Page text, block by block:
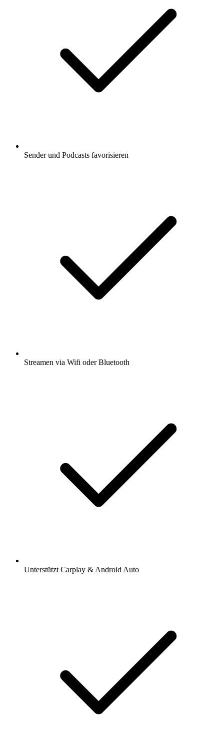
Sender und Podcasts favorisieren
Streamen via Wifi oder Bluetooth
Unterstützt Carplay & Android Auto